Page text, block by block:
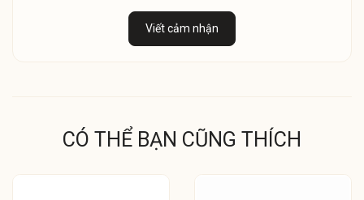
Viết cảm nhận
CÓ THỂ BẠN CŨNG THÍCH